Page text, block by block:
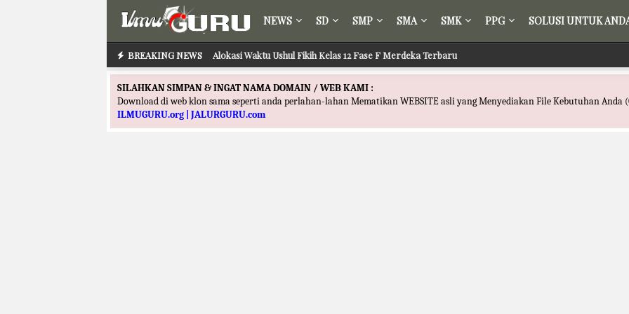
NEWS SD SMP SMA SMK PPG SOLUSI UNTUK
BREAKING NEWS Alokasi Waktu Ushul Fikih Kelas 12 Fase F Merdeka Terbaru
Alokasi Waktu Ilmu Tafsir Kelas 12 Fase F Merdeka Terbaru
SILAHKAN SIMPAN & INGAT NAMA DOMAIN / WEB KAMI :
Download di web klon sama seperti anda perlahan-lahan Mematikan WEBSITE asli yang Menyediakan File Kebutuhan Anda
ILMUGURU.org | JALURGURU.com